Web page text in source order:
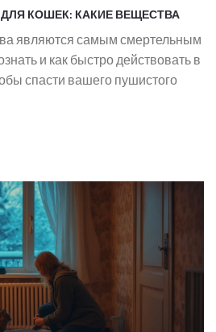
КОШЕК: КАКИЕ ВЕЩЕСТВА
являются самым смертельным
и как быстро действовать в
спасти вашего пушистого